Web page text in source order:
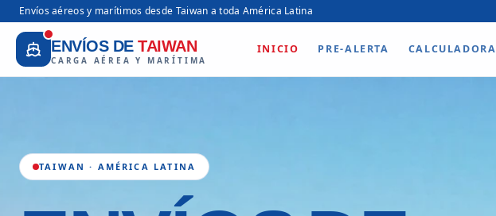
Envíos aéreos y marítimos desde Taiwan a toda América Latina
ENVÍOS DE TAIWAN
CARGA AÉREA Y MARÍTIMA
INICIO PRE-ALERTA CALCULADORA
TAIWAN · AMÉRICA LATINA